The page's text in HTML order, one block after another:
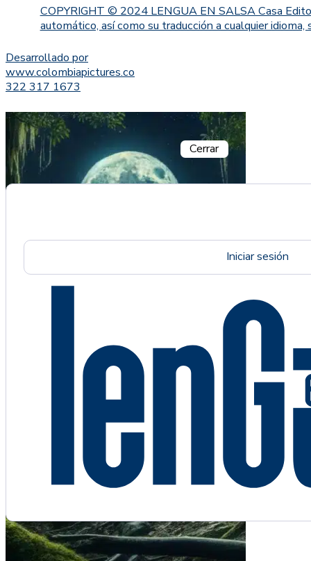
COPYRIGHT © 2024 LENGUA EN SALSA Casa
automático, así como su traducción a cualquier
Desarrollado por
www.colombiapictures.co
322 317 1673
Cerrar
Iniciar sesión